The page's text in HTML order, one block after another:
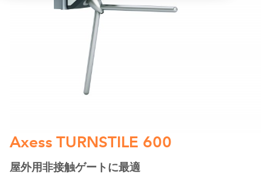
Axess TURNSTILE 600
屋外用非接触ゲートに最適